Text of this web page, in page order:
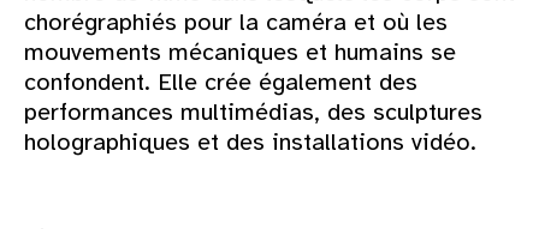
chorégraphiés pour la caméra et où les
mouvements mécaniques et humains se
confondent. Elle crée également des
performances multimédias, des sculptures
holographiques et des installations vidéo.